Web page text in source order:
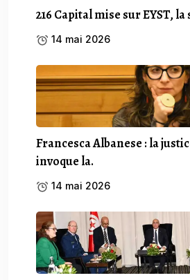
216 Capital mise sur EYST,
14 mai 2026
Francesca Albanese : la
invoque la.
14 mai 2026